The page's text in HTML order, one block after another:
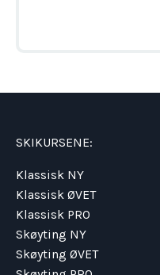
SKIKURSENE:
Klassisk NY
Klassisk ØVET
Klassisk PRO
Skøyting NY
Skøyting ØVET